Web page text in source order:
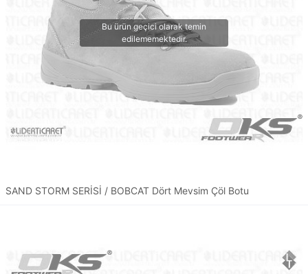
SAND STORM SERİSİ / BOBCAT Dört Mevsim Çöl Botu